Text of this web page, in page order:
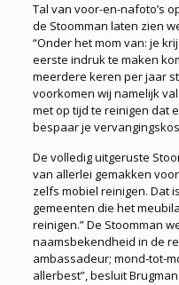
Tal van voor-en-nafoto’s
de Stoomman laten zien
“Onder het mom van: je
eerste indruk te maken
meerdere keren per jaar
voorkomen wij namelijk
met op tijd te reinigen dat
bespaar je
De volledig uitgeruste
van allerlei gemakken
zelfs mobiel reinigen. Dat
gemeenten die het
reinigen.” De Stoomman
naamsbekendheid in de
ambassadeur; mond-tot-
allerbest”, besluit